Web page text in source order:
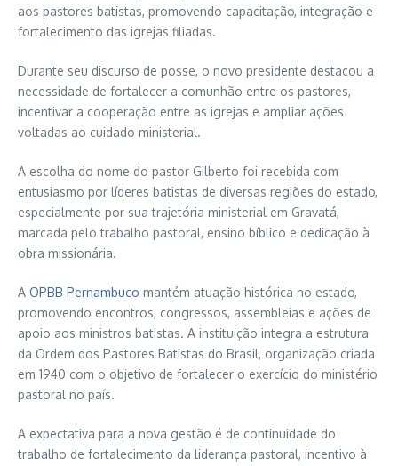
aos pastores batistas, promovendo capacitação, integração e
fortalecimento das igrejas filiadas.
Durante seu discurso de posse, o novo presidente destacou a
necessidade de fortalecer a comunhão entre os pastores,
incentivar a cooperação entre as igrejas e ampliar ações
voltadas ao cuidado ministerial.
A escolha do nome do pastor Gilberto foi recebida com
entusiasmo por líderes batistas de diversas regiões do estado,
especialmente por sua trajetória ministerial em Gravatá,
marcada pelo trabalho pastoral, ensino bíblico e dedicação à
obra missionária.
A OPBB Pernambuco mantém atuação histórica no estado,
promovendo encontros, congressos, assembleias e ações de
apoio aos ministros batistas. A instituição integra a estrutura
da Ordem dos Pastores Batistas do Brasil, organização criada
em 1940 com o objetivo de fortalecer o exercício do ministério
pastoral no país.
A expectativa para a nova gestão é de continuidade do
trabalho de fortalecimento da liderança pastoral, incentivo à